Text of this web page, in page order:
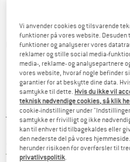
Detaljevisning
Original pris :
88,95€
Pris:
72,94€ inkl. moms.
KR545,27
Gratis forsendelse
Vi anvender cookies og tilsvarende
funktioner på vores website.
funktioner og analyserer vores
reklamer og stille social media-
media-, reklame- og analysepartnere
vores website, hvoraf nogle befinder
garantier for at beskytte dine data.
samtykke til dette. Hvis du ikke vil
teknisk nødvendige cookies, så klik
cookie-indstillinger under
samtykke er frivilligt og ikke
kan til enhver tid tilbagekaldes eller
den nederste del på vores
herunder risikoen for overførsler til
privatlivspolitik